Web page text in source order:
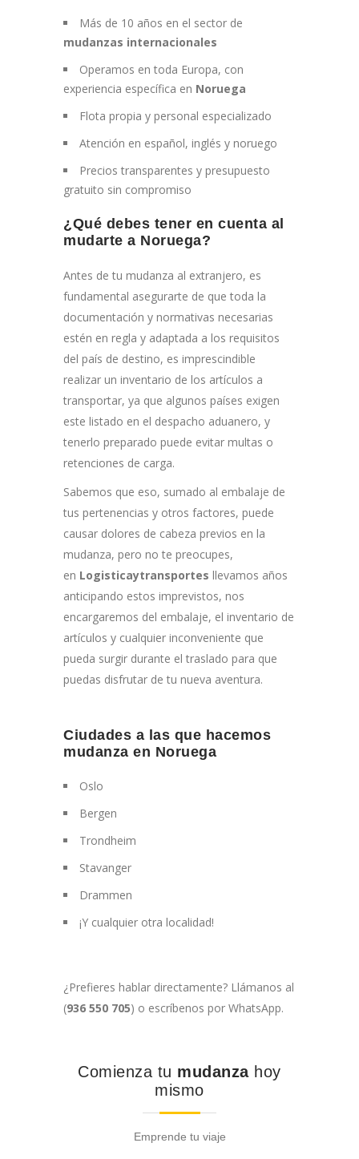
Más de 10 años en el sector de
mudanzas internacionales
Operamos en toda Europa, con
experiencia específica en Noruega
Flota propia y personal especializado
Atención en español, inglés y noruego
Precios transparentes y presupuesto
gratuito sin compromiso
¿Qué debes tener en cuenta al
mudarte a Noruega?
Antes de tu mudanza al extranjero, es
fundamental asegurarte de que toda la
documentación y normativas necesarias
estén en regla y adaptada a los requisitos
del país de destino, es imprescindible
realizar un inventario de los artículos a
transportar, ya que algunos países exigen
este listado en el despacho aduanero, y
tenerlo preparado puede evitar multas o
retenciones de carga.
Sabemos que eso, sumado al embalaje de
tus pertenencias y otros factores, puede
causar dolores de cabeza previos en la
mudanza, pero no te preocupes,
en Logisticaytransportes llevamos años
anticipando estos imprevistos, nos
encargaremos del embalaje, el inventario de
artículos y cualquier inconveniente que
pueda surgir durante el traslado para que
puedas disfrutar de tu nueva aventura.
Ciudades a las que hacemos
mudanza en Noruega
Oslo
Bergen
Trondheim
Stavanger
Drammen
¡Y cualquier otra localidad!
¿Prefieres hablar directamente? Llámanos al
(936 550 705) o escríbenos por WhatsApp.
Comienza tu mudanza hoy
mismo
Emprende tu viaje